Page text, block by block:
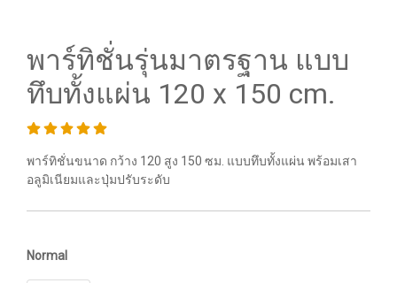
พาร์ทิชั่นรุ่นมาตรฐาน แบบ
ทึบทั้งแผ่น 120 x 150 cm.
พาร์ทิชั่นขนาด กว้าง 120 สูง 150 ซม. แบบทึบทั้งแผ่น พร้อมเสา
อลูมิเนียมและปุ่มปรับระดับ
Normal